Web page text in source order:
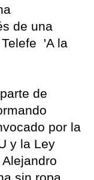
de una
'A la
de
por la
y la Ley
sin ropa.